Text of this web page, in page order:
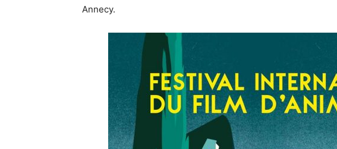
Annecy.